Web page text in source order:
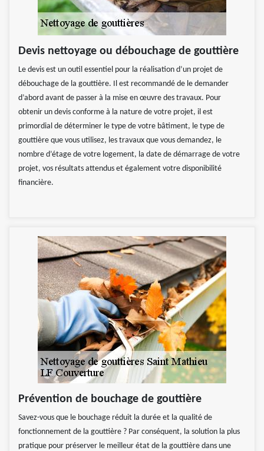
Devis nettoyage ou débouchage de gouttière
Le devis est un outil essentiel pour la réalisation d’un projet de
débouchage de la gouttière. Il est recommandé de le demander
d’abord avant de passer à la mise en œuvre des travaux. Pour
obtenir un devis conforme à la nature de votre projet, il est
primordial de déterminer le type de votre bâtiment, le type de
gouttière que vous utilisez, les travaux que vous demandez, le
nombre d’étage de votre logement, la date de démarrage de votre
projet, vos résultats attendus et également votre disponibilité
financière.
Prévention de bouchage de gouttière
Savez-vous que le bouchage réduit la durée et la qualité de
fonctionnement de la gouttière ? Par conséquent, la solution la plus
pratique pour préserver le meilleur état de la gouttière dans une